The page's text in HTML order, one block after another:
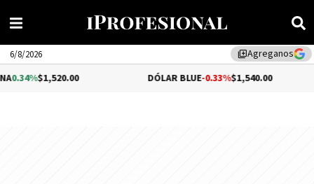
library_addAgreganos
6/8/2026
-0.33%$1,540.00